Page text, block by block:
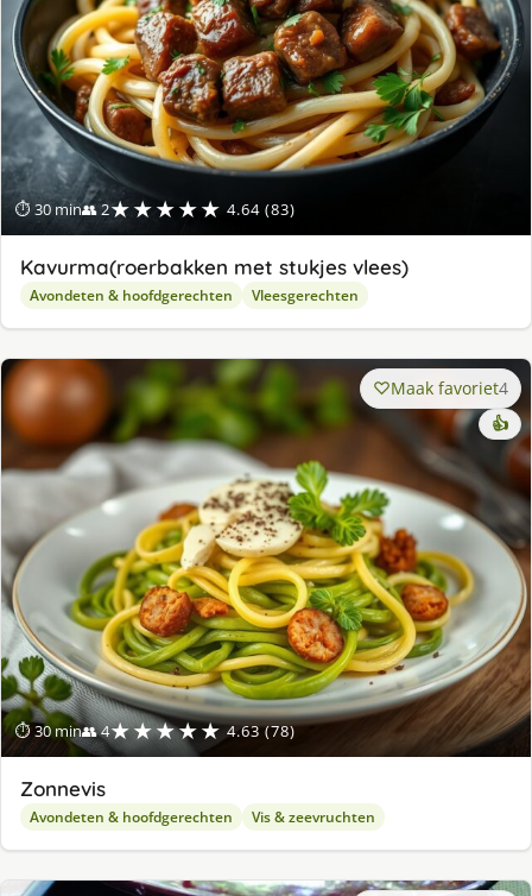
⏱ 30 min👥 2★★★★★ 4.64 (83)
Kavurma(roerbakken met stukjes vlees)
Avondeten & hoofdgerechten Vleesgerechten
⏱ 30 min👥 4★★★★★ 4.63 (78)
Maak favoriet4
👍
Zonnevis
Avondeten & hoofdgerechten Vis & zeevruchten